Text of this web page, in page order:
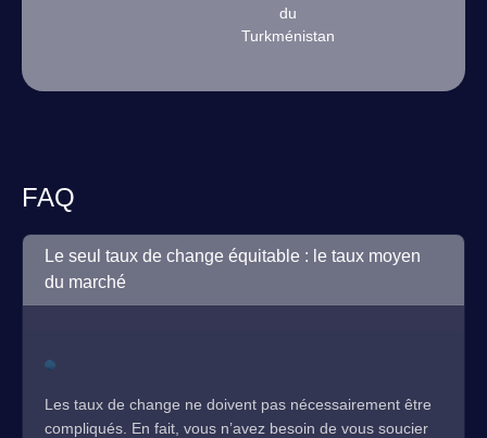
du
Turkménistan
FAQ
Le seul taux de change équitable : le taux moyen
du marché
Les taux de change ne doivent pas nécessairement être
compliqués. En fait, vous n’avez besoin de vous soucier